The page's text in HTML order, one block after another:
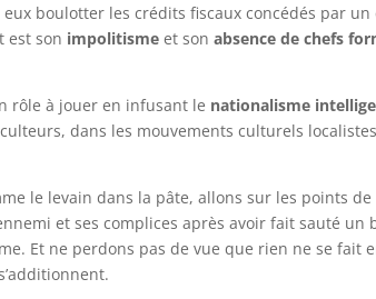
boulotter les crédits fiscaux concédés par
est son impolitisme et sonabsence de chefs
rôle à jouer en infusant le nationalisme
dans les mouvements culturels
le levain dans la pâte, allons sur les points
et ses complices après avoir fait sauté
Et ne perdons pas de vue que rien ne se fait